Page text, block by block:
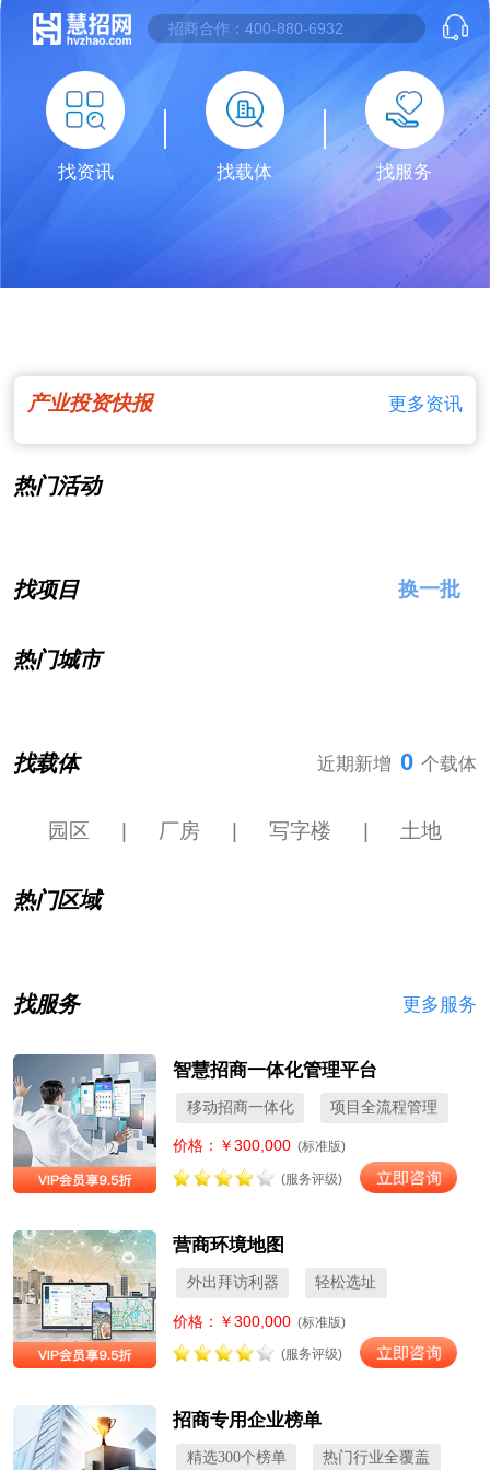
找资讯 找载体 找服务
产业投资快报 更多资讯
热门活动
找项目 换一批
热门城市
找载体 近期新增 0 个载体
园区 厂房 写字楼 土地
热门区域
找服务 更多服务
智慧招商一体化管理平台
移动招商一体化 项目全流程管理
价格：￥300,000 (标准版)
(服务评级)
营商环境地图
外出拜访利器 轻松选址
价格：￥300,000 (标准版)
(服务评级)
招商专用企业榜单
精选300个榜单 热门行业全覆盖